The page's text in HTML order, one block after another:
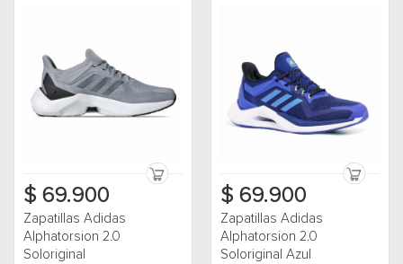
$ 69.900
Zapatillas Adidas
Alphatorsion 2.0
Soloriginal
$ 69.900
Zapatillas Adidas
Alphatorsion 2.0
Soloriginal Azul